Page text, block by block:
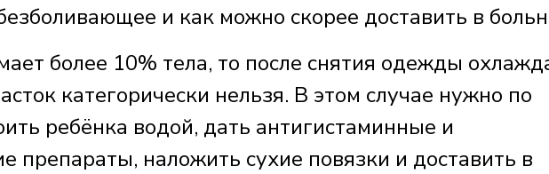
и как можно скорее доставить в
более 10% тела, то после снятия одежды
категорически нельзя. В этом случае нужно по
ребёнка водой, дать антигистаминные и
препараты, наложить сухие повязки и доставить в